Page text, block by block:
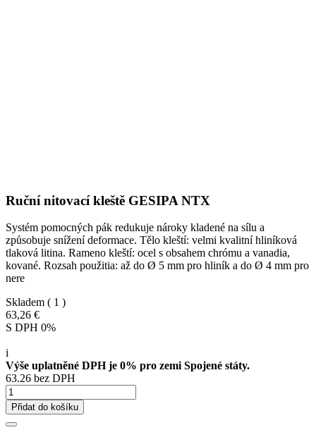
Ruční nitovací kleště GESIPA NTX
Systém pomocných pák redukuje nároky kladené na sílu a
způsobuje snížení deformace. Tělo kleští: velmi kvalitní hliníková
tlaková litina. Rameno kleští: ocel s obsahem chrómu a vanadia,
kované. Rozsah použitia: až do Ø 5 mm pro hliník a do Ø 4 mm pro
nere
Skladem ( 1 )
63,26 €
S DPH 0%
i
Výše uplatněné DPH je 0% pro zemi Spojené státy.
63.26 bez DPH
Přidat do košíku